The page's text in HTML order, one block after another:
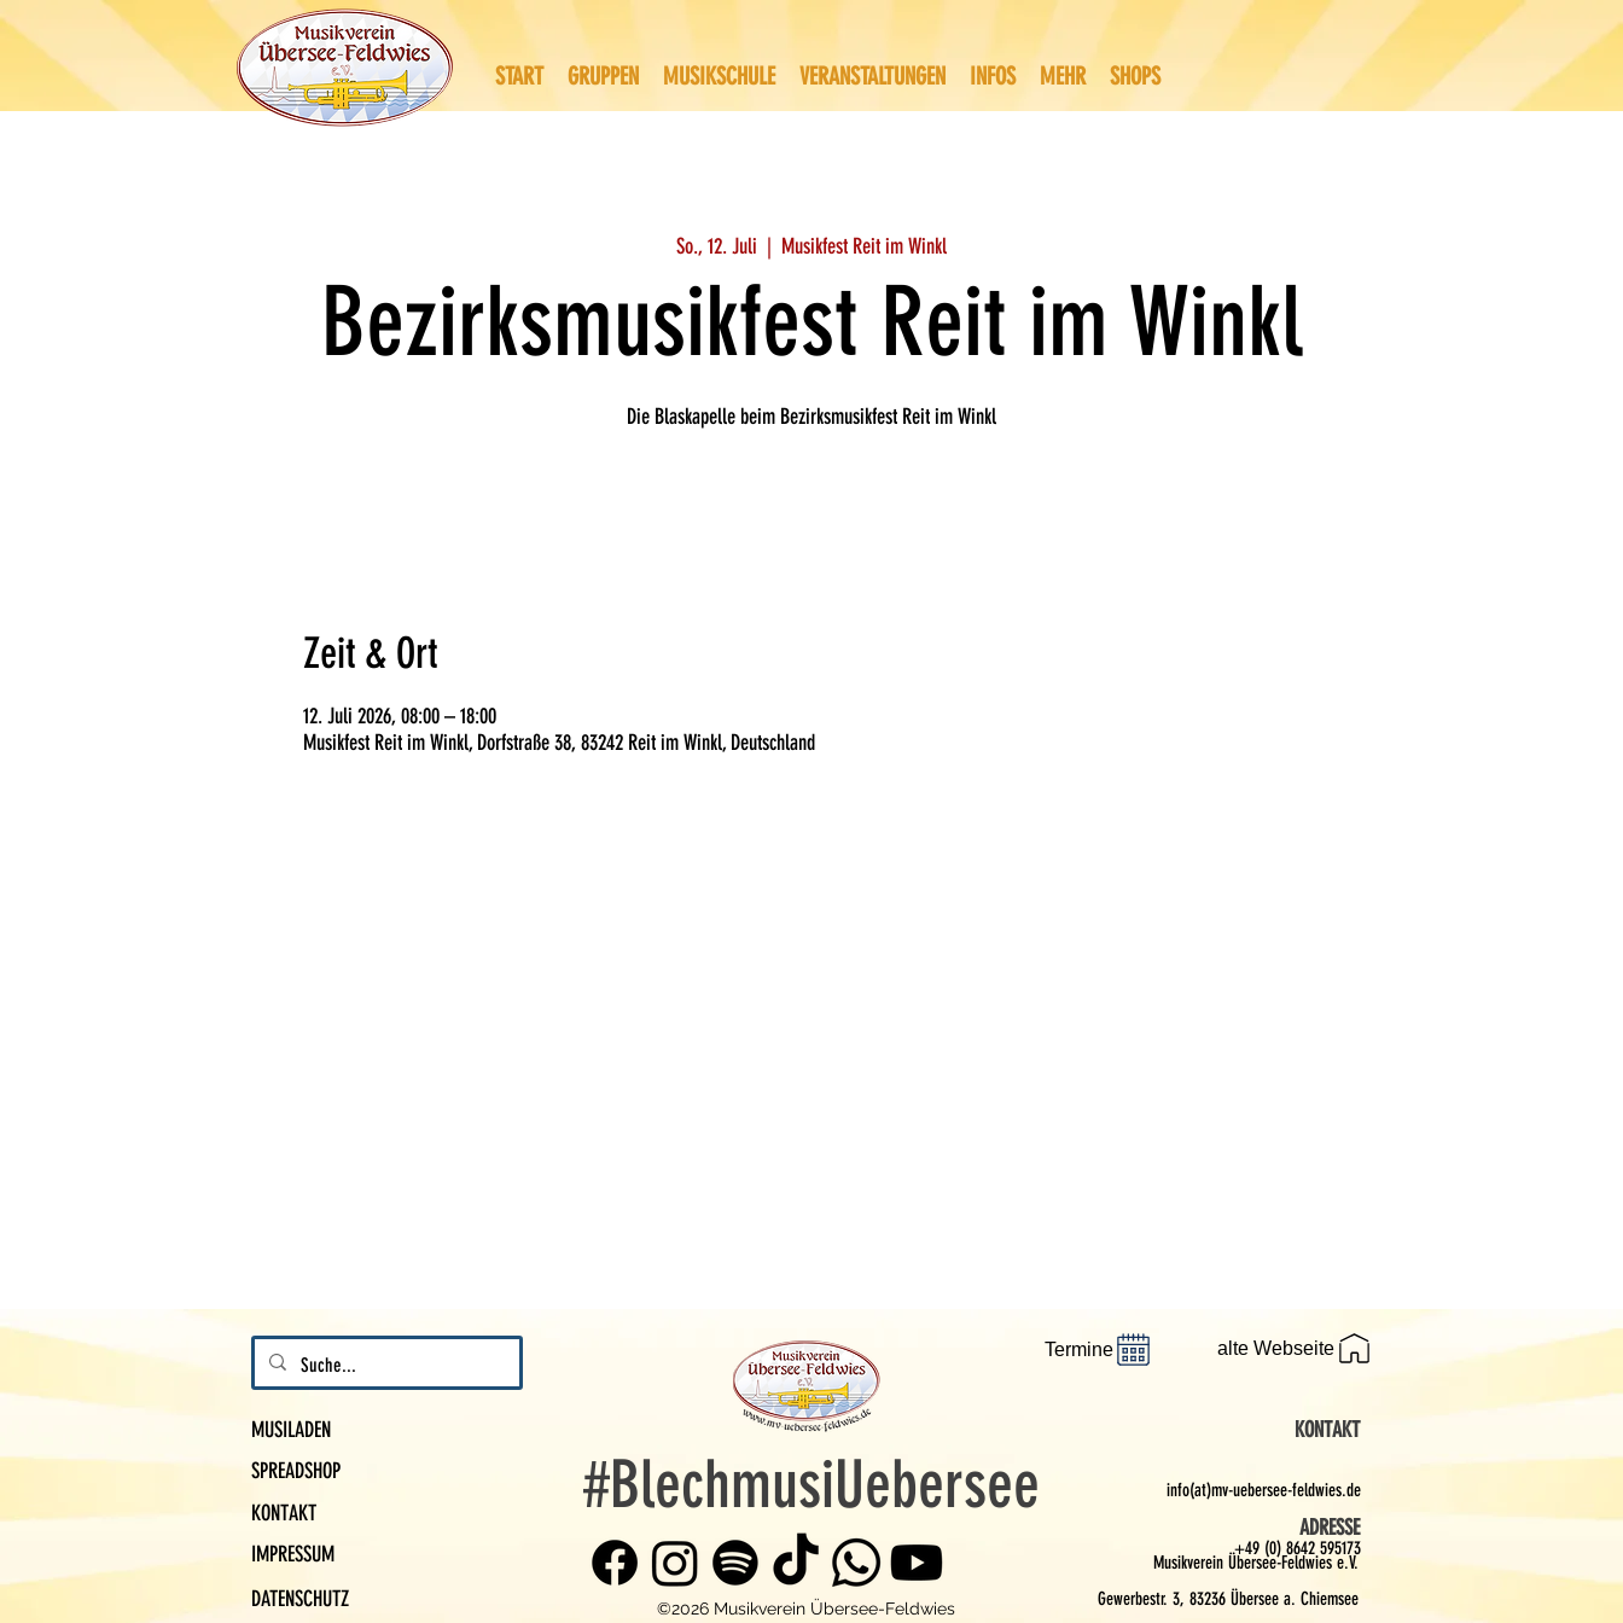
START GRUPPEN MUSIKSCHULE VERANSTALTUNGEN INFOS MEHR SHOPS
So., 12. Juli
  |
Musikfest Reit im Winkl
Bezirksmusikfest Reit im Winkl
Die Blaskapelle beim Bezirksmusikfest Reit im Winkl
Zeit & Ort
12. Juli 2026, 08:00 – 18:00
Musikfest Reit im Winkl, Dorfstraße 38, 83242 Reit im Winkl, Deutschland
Termine alte Webseite
MUSILADEN
SPREADSHOP
KONTAKT
IMPRESSUM
DATENSCHUTZ
#BlechmusiUebersee
ADRESSE
Musikverein Übersee-Feldwies e.V.
Gewerbestr. 3, 83236 Übersee a. Chiemsee
©2026 Musikverein Übersee-Feldwies
KONTAKT
info(at)mv-uebersee-feldwies.de
+49 (0) 8642 595173